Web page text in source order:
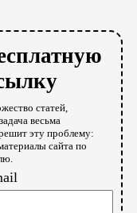
статей,
весьма
эту проблему:
сайта по